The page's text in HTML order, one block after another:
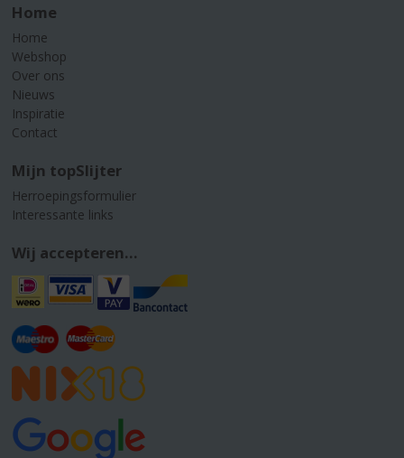
Home
Home
Webshop
Over ons
Nieuws
Inspiratie
Contact
Mijn topSlijter
Herroepingsformulier
Interessante links
Wij accepteren...